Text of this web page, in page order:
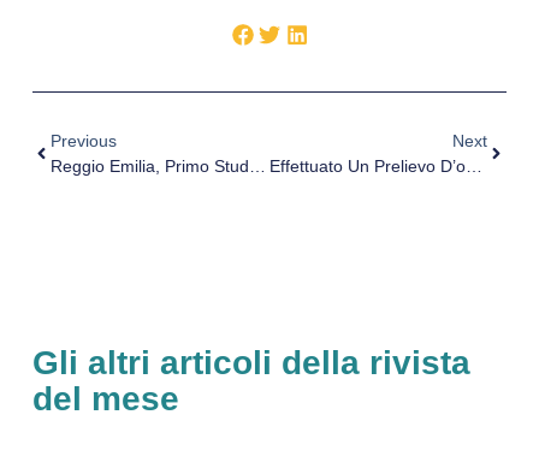
Previous
Next
Effettuato Un Prelievo D’organi All’ospedale San Martino
Gli altri articoli della rivista
del mese